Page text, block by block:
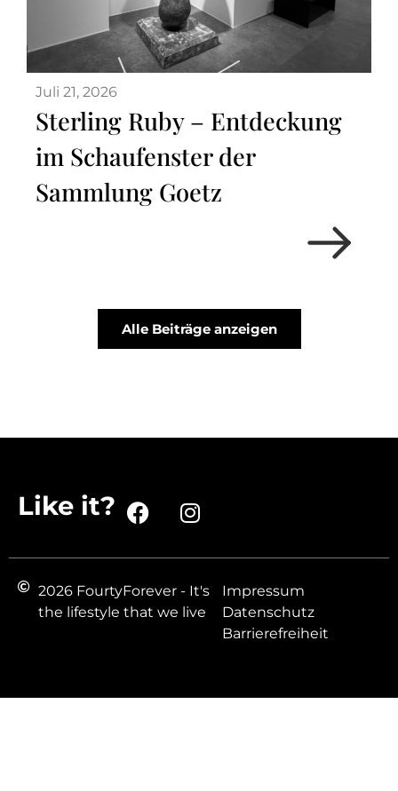
Juli 21, 2026
Sterling Ruby – Entdeckung
im Schaufenster der
Sammlung Goetz
Alle Beiträge anzeigen
Like it?
2026 FourtyForever - It's
the lifestyle that we live
Impressum
Datenschutz
Barrierefreiheit